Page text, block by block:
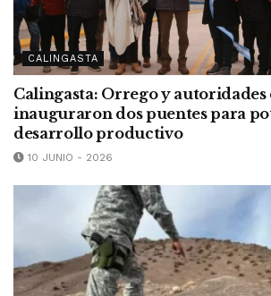
CALINGASTA
Calingasta: Orrego y autoridades
inauguraron dos puentes para
desarrollo productivo
10 JUNIO - 2026